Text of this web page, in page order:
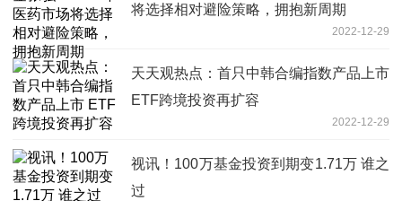
将选择相对避险策略，拥抱新周期
2022-12-29
天天观热点：首只中韩合编指数产品上市
ETF跨境投资再扩容
2022-12-29
视讯！100万基金投资到期变1.71万 谁之
过